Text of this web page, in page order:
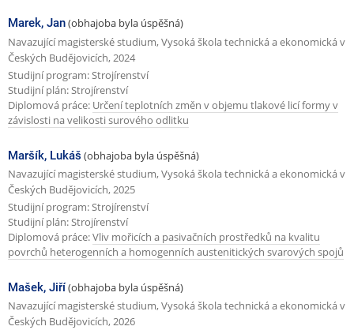
Marek, Jan(obhajoba byla úspěšná)
Navazující magisterské studium, Vysoká škola technická a ekonomická v
Českých Budějovicích, 2024
Studijní program: Strojírenství
Studijní plán: Strojírenství
Diplomová práce: Určení teplotních změn v objemu tlakové licí formy v
závislosti na velikosti surového odlitku
Maršík, Lukáš (obhajoba byla úspěšná)
Navazující magisterské studium, Vysoká škola technická a ekonomická v
Českých Budějovicích, 2025
Studijní program: Strojírenství
Studijní plán: Strojírenství
Diplomová práce:Vliv mořicích a pasivačních prostředků na kvalitu
povrchů heterogenních a homogenních austenitických svarových spojů
Mašek, Jiří(obhajoba byla úspěšná)
Navazující magisterské studium, Vysoká škola technická a ekonomická v
Českých Budějovicích, 2026